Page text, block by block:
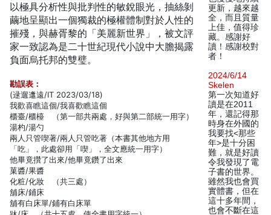
以極具分析性與批判性的敏銳眼光，抽絲剝
繭地呈顯出一個獨裁的極權體制對於人性的
摧殘，與赫胥黎的「美麗新世界」，被文評
家一致認為是二十世紀現代小說中大膽揭露
負面烏托邦的雙璧。
勘誤表：
(逯遛邍遠/IT 2023/03/18)
我歡喜瞧這個/我喜歡瞧這個
櫃臺/櫃檯 （第一部共兩處，好與第二部統一用字）
湯杓/湯勺
兩人只管喫著/兩人只管吃著（本書其他地方用
「吃」，此處卻用「喫」，全文應統一用字）
他畢竟攢了出來/他畢竟鑽了出來
菓醬/果醬
化粧/化妝 （共三處）
舖床/鋪床
舖有白床單/鋪有白床單
更新，越來越
全，而且質量
上佳，值得珍
藏。感謝好
讀！感謝校對
者！
2024/6/14
Skelen
第一次知道好
讀是在2011
年，還記得那
時身在外國的
我要找<那些
年>是十分困
難，就是好讀
令我發現了電
子書的世界。
雖然我也會買
實體書，但在
這十多年間，
也會不斷在這